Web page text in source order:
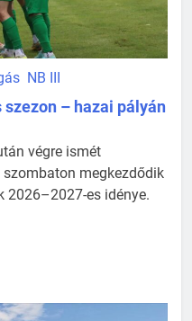
NB III
– hazai pályán
végre ismét
megkezdődik
2026–2027-es idénye.